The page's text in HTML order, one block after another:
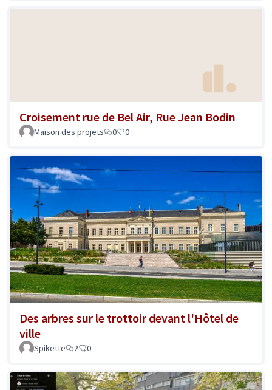
Croisement rue de Bel Air, Rue Jean Bodin
Maison des projets 0 0
Des arbres sur le trottoir devant l'Hôtel de
ville
Spikette 2 0